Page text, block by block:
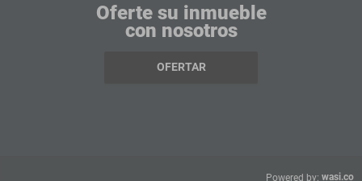
Oferte su inmueble
con nosotros
OFERTAR
Powered by: wasi.co